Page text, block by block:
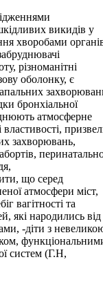
викидів у
хворобами
різноманітні
оболонку, є
бронхіальної
атмосферне
захворювань,
що серед
атмосфери міст,
вагітності та
які народились від
-діти з
систем (Г.Н,